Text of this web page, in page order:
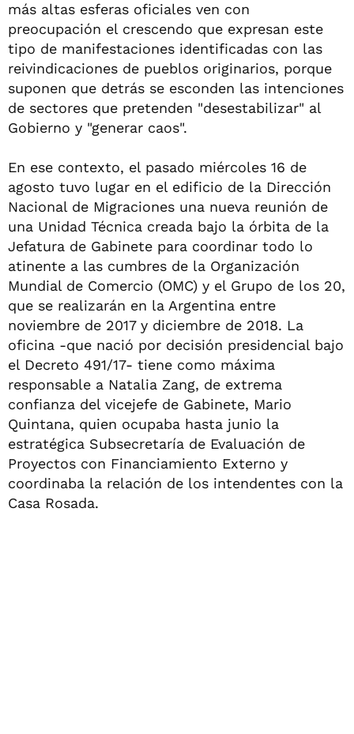
más altas esferas oficiales ven con
preocupación el crescendo que expresan este
tipo de manifestaciones identificadas con las
reivindicaciones de pueblos originarios, porque
suponen que detrás se esconden las intenciones
de sectores que pretenden "desestabilizar" al
Gobierno y "generar caos".
En ese contexto, el pasado miércoles 16 de
agosto tuvo lugar en el edificio de la Dirección
Nacional de Migraciones una nueva reunión de
una Unidad Técnica creada bajo la órbita de la
Jefatura de Gabinete para coordinar todo lo
atinente a las cumbres de la Organización
Mundial de Comercio (OMC) y el Grupo de los 20,
que se realizarán en la Argentina entre
noviembre de 2017 y diciembre de 2018. La
oficina -que nació por decisión presidencial bajo
el Decreto 491/17- tiene como máxima
responsable a Natalia Zang, de extrema
confianza del vicejefe de Gabinete, Mario
Quintana, quien ocupaba hasta junio la
estratégica Subsecretaría de Evaluación de
Proyectos con Financiamiento Externo y
coordinaba la relación de los intendentes con la
Casa Rosada.